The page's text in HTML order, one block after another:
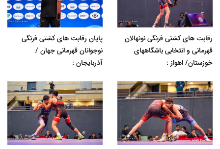
رقابت های کشتی فرنگی نونهالان
قهرمانی و انتخابی باشگاههای
خوزستان/ اهواز :
پایان رقابت های کشتی فرنگی
نوجوانان قهرمانی جهان /
آذربایجان :